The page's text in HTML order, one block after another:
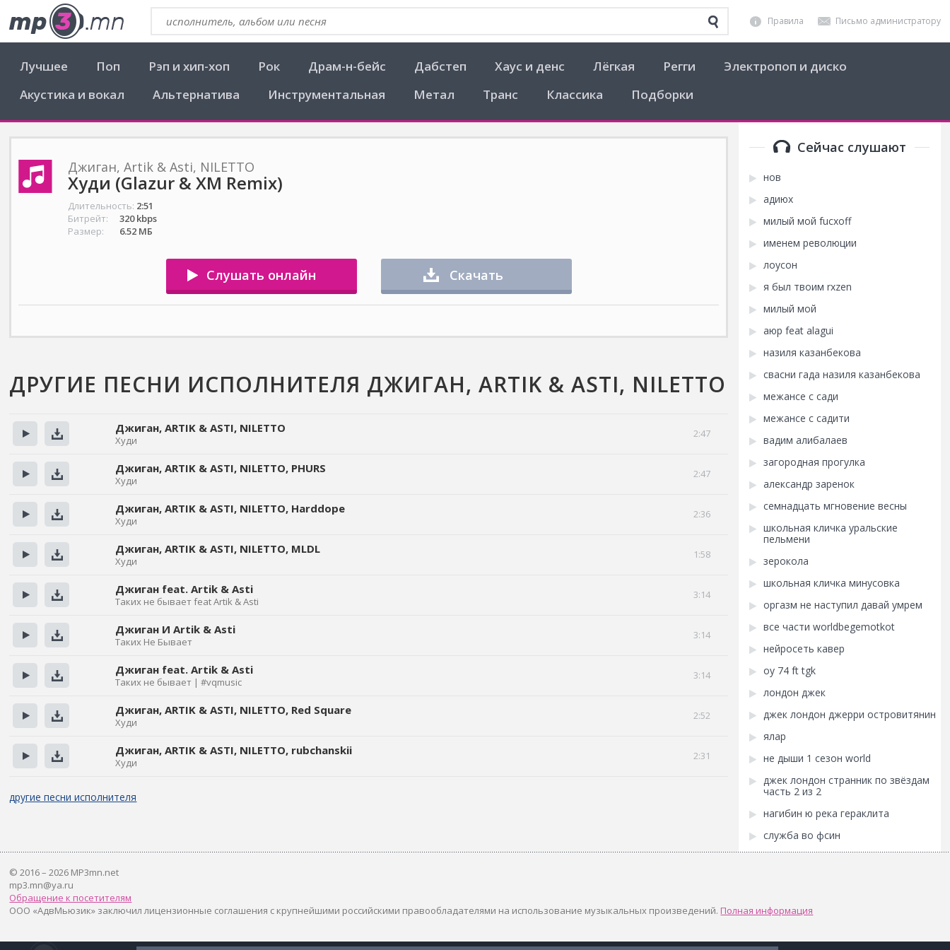
Правила Письмо администратору
Лучшее Поп Рэп и хип-хоп Рок Драм-н-бейс Дабстеп Хаус и денс Лёгкая Регги
Электропоп и диско
Акустика и вокал
Альтернатива Инструментальная Метал Транс Классика Подборки
Джиган, Artik & Asti, NILETTO
Худи (Glazur & XM Remix)
Длительность: 2:51
Битрейт:
320 kbps
Размер:
6.52 МБ
Слушать онлайн Скачать
ДРУГИЕ ПЕСНИ ИСПОЛНИТЕЛЯ ДЖИГАН, ARTIK & ASTI, NILETTO
2:47
Джиган, ARTIK & ASTI, NILETTO
Худи
2:47
Джиган, ARTIK & ASTI, NILETTO, PHURS
Худи
2:36
Джиган, ARTIK & ASTI, NILETTO, Harddope
Худи
1:58
Джиган, ARTIK & ASTI, NILETTO, MLDL
Худи
3:14
Джиган feat. Artik & Asti
Таких не бывает feat Artik & Asti
3:14
Джиган И Artik & Asti
Таких Не Бывает
3:14
Джиган feat. Artik & Asti
Таких не бывает | #vqmusic
2:52
Джиган, ARTIK & ASTI, NILETTO, Red Square
Худи
2:31
Джиган, ARTIK & ASTI, NILETTO, rubchanskii
Худи
другие песни исполнителя
Сейчас слушают
нов
адиюх
милый мой fucxoff
именем революции
лоусон
я был твоим rxzen
милый мой
аюр feat alagui
назиля казанбекова
свасни гада назиля казанбекова
межансе с сади
межансе с садити
вадим алибалаев
загородная прогулка
александр заренок
семнадцать мгновение весны
школьная кличка уральские
пельмени
зерокола
школьная кличка минусовка
оргазм не наступил давай умрем
все части worldbegemotkot
нейросеть кавер
оу 74 ft tgk
лондон джек
джек лондон джерри островитянин
ялар
не дыши 1 сезон world
джек лондон странник по звёздам
часть 2 из 2
нагибин ю река гераклита
служба во фсин
© 2016 – 2026 MP3mn.net
mp3.mn@ya.ru
Обращение к посетителям
ООО «АдвМьюзик» заключил лицензионные соглашения с крупнейшими российскими правообладателями на использование музыкальных произведений.Полная информация